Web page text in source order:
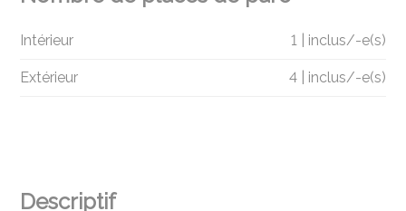
Descriptif
Intérieur 1 | inclus/-e(s)
Extérieur 4 | inclus/-e(s)